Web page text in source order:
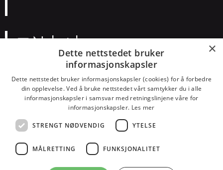
Nyhetsbrev
a
s
t
Smakspreferanser?
Konserter
Teater Humor Barn Dans
×
Dette nettstedet bruker
informasjonskapsler
Dette nettstedet bruker informasjonskapsler (cookies) for å forbedre
din opplevelse. Ved å bruke nettstedet vårt samtykker du i alle
informasjonskapsler i samsvar med retningslinjene våre for
informasjonskapsler. Les mer
STRENGT NØDVENDIG YTELSE
MÅLRETTING FUNKSJONALITET